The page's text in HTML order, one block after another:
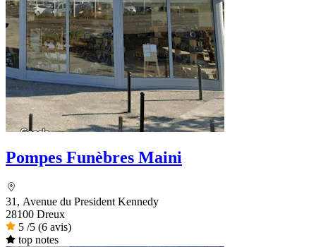
Pompes Funèbres Maini
31, Avenue du President Kennedy
28100 Dreux
5 /5 (6 avis)
top notes